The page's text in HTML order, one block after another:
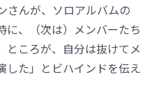
さんが、ソロアルバムの
に、（次は）メンバーたち
ところが、自分は抜けてメ
した」とビハインドを伝え